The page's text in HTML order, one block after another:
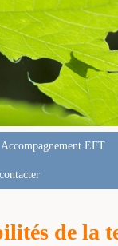
Accompagnement EFT
de la